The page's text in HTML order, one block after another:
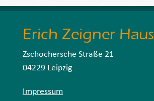
Erich Zeigner Haus
Zschochersche Straße 21
04229 Leipzig
Impressum